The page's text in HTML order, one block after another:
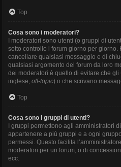
Top
Cosa sono i moderatori?
I moderatori sono utenti (o gruppi di
sotto controllo i forum giorno per giorno.
cancellare qualsiasi messaggio e di
qualsiasi argomento del forum da loro
dei moderatori è quello di evitare che
inglese, off-topic) o che scrivano
Top
Cosa sono i gruppi di utenti?
I gruppi permettono agli amministratori
appartenere a più gruppi e a ogni
permessi. Questo facilita
moderatori per un forum, o di
ecc.